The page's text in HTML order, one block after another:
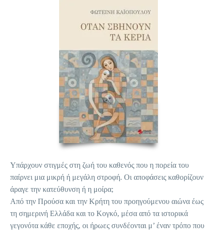
Υπάρχουν στιγμές στη ζωή του καθενός που η πορεία του
παίρνει μια μικρή ή μεγάλη στροφή. Οι αποφάσεις καθορίζουν
άραγε την κατεύθυνση ή η μοίρα;
Από την Προύσα και την Κρήτη του προηγούμενου αιώνα έως
τη σημερινή Ελλάδα και το Κογκό, μέσα από τα ιστορικά
γεγονότα κάθε εποχής, οι ήρωες συνδέονται μ’ έναν τρόπο που